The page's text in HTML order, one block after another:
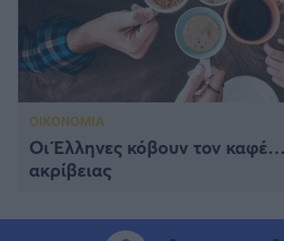
ΟΙΚΟΝΟΜΙΑ
Οι Έλληνες κόβουν τον
ακρίβειας